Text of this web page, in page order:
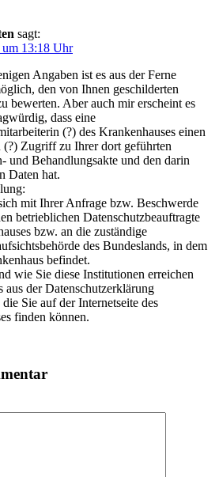
sagt:
13:18 Uhr
Angaben ist es aus der Ferne
den von Ihnen geschilderten
bewerten. Aber auch mir erscheint es
dass eine
(?) des Krankenhauses einen
(?) Zugriff zu Ihrer dort geführten
und Behandlungsakte und den darin
Daten hat.
mit Ihrer Anfrage bzw. Beschwerde
betrieblichen Datenschutzbeauftragte
bzw. an die zuständige
des Bundeslands, in dem
befindet.
wie Sie diese Institutionen erreichen
aus der Datenschutzerklärung
Sie auf der Internetseite des
finden können.